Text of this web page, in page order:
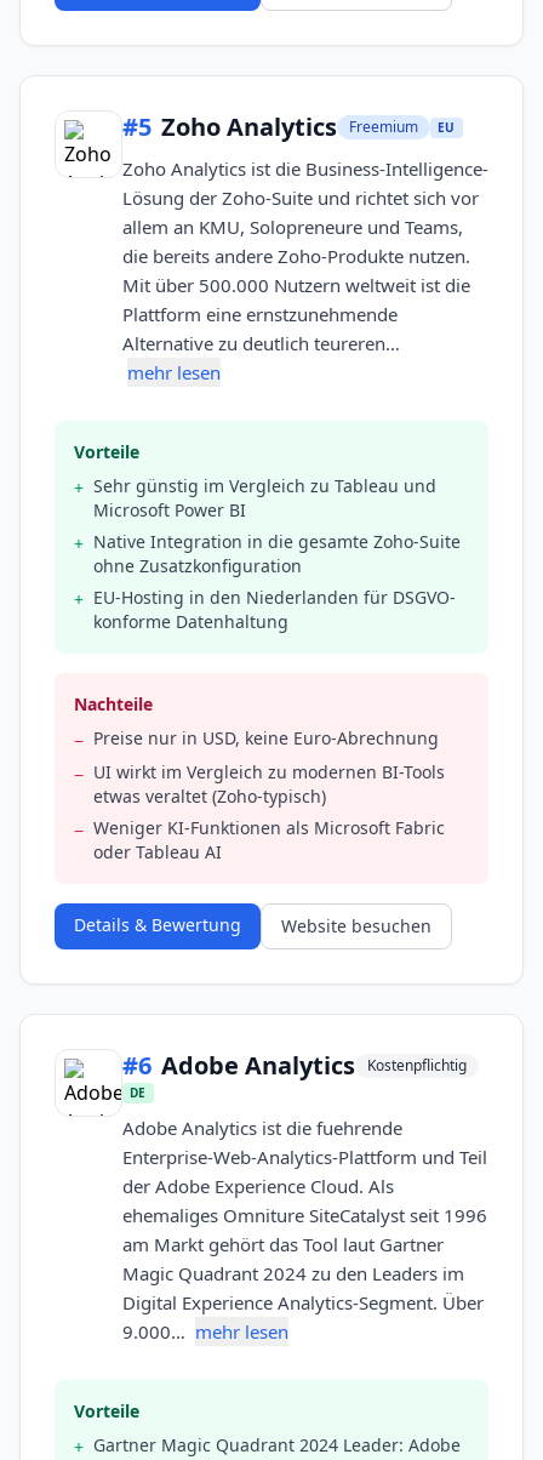
#5 Zoho Analytics Freemium EU
Zoho Analytics ist die Business-Intelligence-
Lösung der Zoho-Suite und richtet sich vor
allem an KMU, Solopreneure und Teams,
die bereits andere Zoho-Produkte nutzen.
Mit über 500.000 Nutzern weltweit ist die
Plattform eine ernstzunehmende
Alternative zu deutlich teureren…
mehr lesen
Vorteile
+ Sehr günstig im Vergleich zu Tableau und
Microsoft Power BI
+ Native Integration in die gesamte Zoho-Suite
ohne Zusatzkonfiguration
+ EU-Hosting in den Niederlanden für DSGVO-
konforme Datenhaltung
Nachteile
− Preise nur in USD, keine Euro-Abrechnung
− UI wirkt im Vergleich zu modernen BI-Tools
etwas veraltet (Zoho-typisch)
− Weniger KI-Funktionen als Microsoft Fabric
oder Tableau AI
Details & Bewertung Website besuchen
#6 Adobe Analytics Kostenpflichtig
DE
Adobe Analytics ist die fuehrende
Enterprise-Web-Analytics-Plattform und Teil
der Adobe Experience Cloud. Als
ehemaliges Omniture SiteCatalyst seit 1996
am Markt gehört das Tool laut Gartner
Magic Quadrant 2024 zu den Leaders im
Digital Experience Analytics-Segment. Über
9.000… mehr lesen
Vorteile
+ Gartner Magic Quadrant 2024 Leader: Adobe